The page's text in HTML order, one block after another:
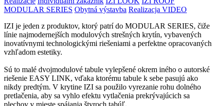
MODULAR SERIES Obytná výstavba Realizacja VIDEO
IZI je jeden z produktov, ktorý patrí do MODULAR SERIES, čiže
línie najmodernejších modulových strešných krytín, vybavených
inovatívnymi technologickými riešeniami a perfektne opracovaných
vzhľadom estetiky.
Sú to malé dvojmodulové tabule vylepšené okrem iného o autorské
riešenie EASY LINK, vďaka ktorému tabule k sebe pasujú ako
nikdy predtým. V krytine IZI sa použilo vyrezanie rohu dolného
pretlačenia, aby sa vyhlo efektu vytlačenia prekrývajúcich sa
plechov v mieste spájania štyroch tabúľ.